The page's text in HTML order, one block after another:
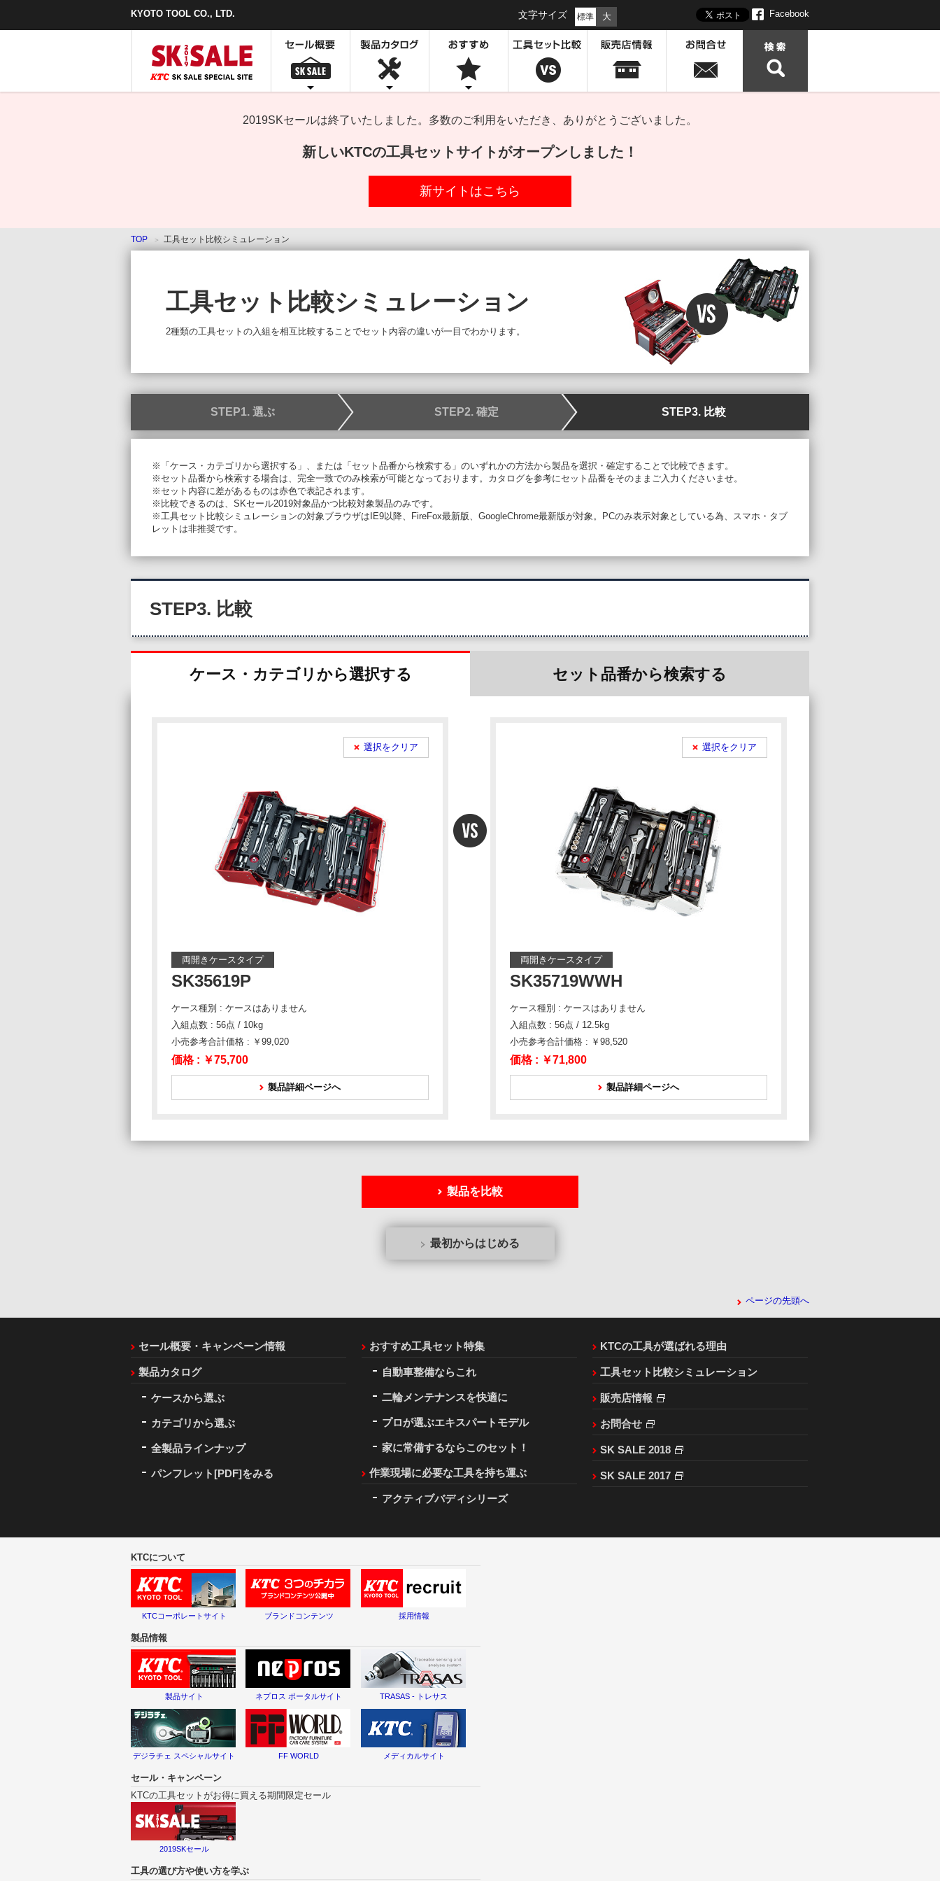
ま
プ
KYOTO TOOL CO., LTD. 文字サイズ 標準 大 Facebook
2019SKセールは終了いたしました。多数のご利用をいただき、ありがとうございました。
新しいKTCの工具セットサイトがオープンしました！
新サイトはこちら
TOP 工具セット比較シミュレーション
工具セット比較シミュレーション
2種類の工具セットの入組を相互比較することでセット内容の違いが一目でわかります。
STEP1. 選ぶ STEP2. 確定 STEP3. 比較
※「ケース・カテゴリから選択する」、または「セット品番から検索する」のいずれかの方法から製品を選択・確定することで比較できます。
※セット品番から検索する場合は、完全一致でのみ検索が可能となっております。カタログを参考にセット品番をそのままご入力くださいませ。
※セット内容に差があるものは赤色で表記されます。
※比較できるのは、SKセール2019対象品かつ比較対象製品のみです。
※工具セット比較シミュレーションの対象ブラウザはIE9以降、FireFox最新版、GoogleChrome最新版が対象。PCのみ表示対象としている為、スマホ・タブ
レットは非推奨です。
STEP3. 比較
ケース・カテゴリから選択する セット品番から検索する
選択をクリア
両開きケースタイプ
SK35619P
ケース種別 : ケースはありません
入組点数 : 56点 / 10kg
小売参考合計価格 : ￥99,020
価格 : ￥75,700
製品詳細ページへ
選択をクリア
両開きケースタイプ
SK35719WWH
ケース種別 : ケースはありません
入組点数 : 56点 / 12.5kg
小売参考合計価格 : ￥98,520
価格 : ￥71,800
製品詳細ページへ
製品を比較
最初からはじめる
ページの先頭へ
セール概要・キャンペーン情報
製品カタログ
ケースから選ぶ
カテゴリから選ぶ
全製品ラインナップ
パンフレット[PDF]をみる
おすすめ工具セット特集
自動車整備ならこれ
二輪メンテナンスを快適に
プロが選ぶエキスパートモデル
家に常備するならこのセット！
作業現場に必要な工具を持ち運ぶ
アクティブバディシリーズ
KTCの工具が選ばれる理由
工具セット比較シミュレーション
販売店情報
お問合せ
SK SALE 2018
SK SALE 2017
KTCについて
KTCコーポレートサイト ブランドコンテンツ 採用情報
製品情報
製品サイト ネプロス ポータルサイト TRASAS - トレサス
デジラチェ スペシャルサイト FF WORLD メディカルサイト
セール・キャンペーン
KTCの工具セットがお得に買える期間限定セール
2019SKセール
工具の選び方や使い方を学ぶ